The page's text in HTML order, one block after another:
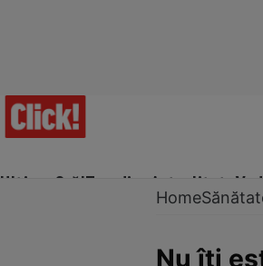
Ultima Oră!Trending Actualitate
Home
Nu îți